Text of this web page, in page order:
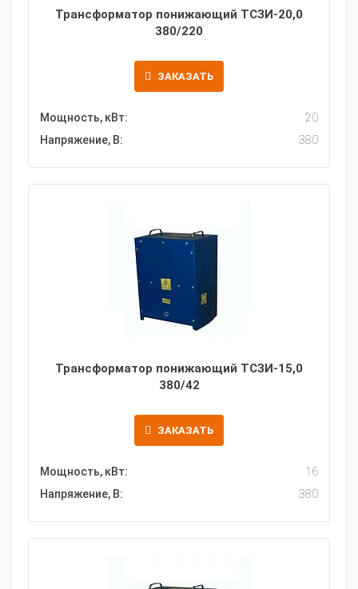
Трансформатор понижающий ТСЗИ-20,0
380/220
ЗАКАЗАТЬ
Мощность, кВт:
20
Напряжение, В:
380
Трансформатор понижающий ТСЗИ-15,0
380/42
ЗАКАЗАТЬ
Мощность, кВт:
16
Напряжение, В:
380